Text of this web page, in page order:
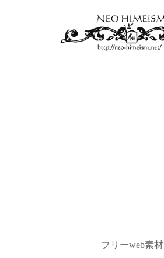
フリーweb素材